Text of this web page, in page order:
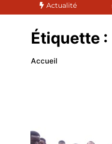
Actualité
2027 débutera officiellement
Étiquette :
Accueil